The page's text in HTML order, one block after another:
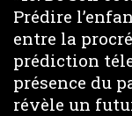
Prédire
entre la
prédiction
présence du
révèle un